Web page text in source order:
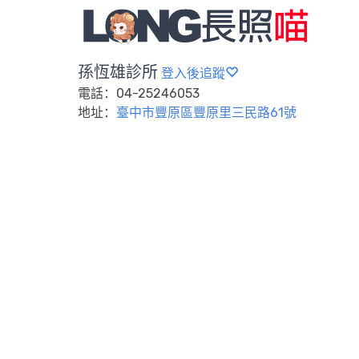
孫恆雄診所 登入後追蹤
電話：04-25246053
地址： 臺中市豐原區豐原里三民路61號